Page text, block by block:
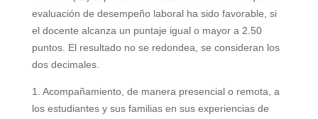
evaluación de desempeño laboral ha sido favorable, si
el docente alcanza un puntaje igual o mayor a 2.50
puntos. El resultado no se redondea, se consideran los
dos decimales.
1. Acompañamiento, de manera presencial o remota, a
los estudiantes y sus familias en sus experiencias de